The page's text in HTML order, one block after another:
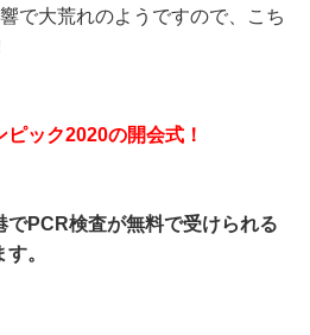
で大荒れのようですので、こち
ピック2020の開会式！
でPCR検査が無料で受けられる
。